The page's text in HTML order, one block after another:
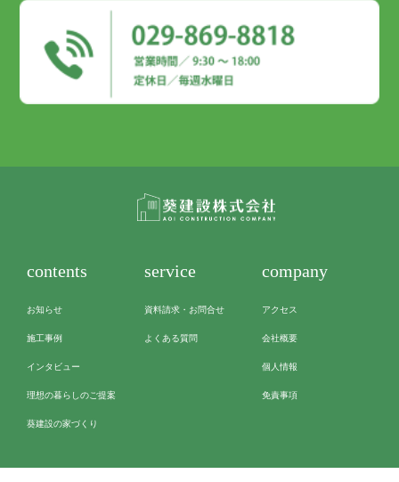
contents
お知らせ
施工事例
インタビュー
理想の暮らしのご提案
葵建設の家づくり
service
資料請求・お問合せ
よくある質問
company
アクセス
会社概要
個人情報
免責事項